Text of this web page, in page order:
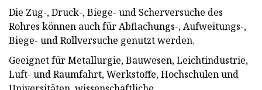
Die Zug-, Druck-, Biege- und Scherversuche des
Rohres können auch für Abflachungs-, Aufweitungs-,
Biege- und Rollversuche genutzt werden.
Geeignet für Metallurgie, Bauwesen, Leichtindustrie,
Luft- und Raumfahrt, Werkstoffe, Hochschulen und